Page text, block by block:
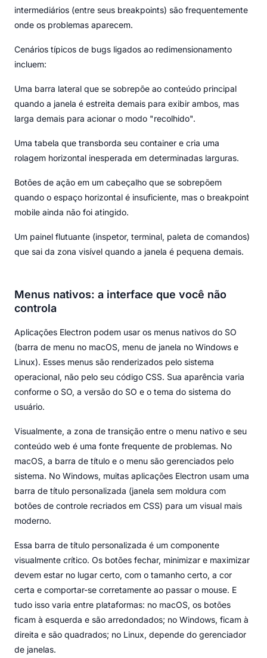
intermediários (entre seus breakpoints) são frequentemente
onde os problemas aparecem.
Cenários típicos de bugs ligados ao redimensionamento
incluem:
Uma barra lateral que se sobrepõe ao conteúdo principal
quando a janela é estreita demais para exibir ambos, mas
larga demais para acionar o modo "recolhido".
Uma tabela que transborda seu container e cria uma
rolagem horizontal inesperada em determinadas larguras.
Botões de ação em um cabeçalho que se sobrepõem
quando o espaço horizontal é insuficiente, mas o breakpoint
mobile ainda não foi atingido.
Um painel flutuante (inspetor, terminal, paleta de comandos)
que sai da zona visível quando a janela é pequena demais.
Menus nativos: a interface que você não
controla
Aplicações Electron podem usar os menus nativos do SO
(barra de menu no macOS, menu de janela no Windows e
Linux). Esses menus são renderizados pelo sistema
operacional, não pelo seu código CSS. Sua aparência varia
conforme o SO, a versão do SO e o tema do sistema do
usuário.
Visualmente, a zona de transição entre o menu nativo e seu
conteúdo web é uma fonte frequente de problemas. No
macOS, a barra de título e o menu são gerenciados pelo
sistema. No Windows, muitas aplicações Electron usam uma
barra de título personalizada (janela sem moldura com
botões de controle recriados em CSS) para um visual mais
moderno.
Essa barra de título personalizada é um componente
visualmente crítico. Os botões fechar, minimizar e maximizar
devem estar no lugar certo, com o tamanho certo, a cor
certa e comportar-se corretamente ao passar o mouse. E
tudo isso varia entre plataformas: no macOS, os botões
ficam à esquerda e são arredondados; no Windows, ficam à
direita e são quadrados; no Linux, depende do gerenciador
de janelas.